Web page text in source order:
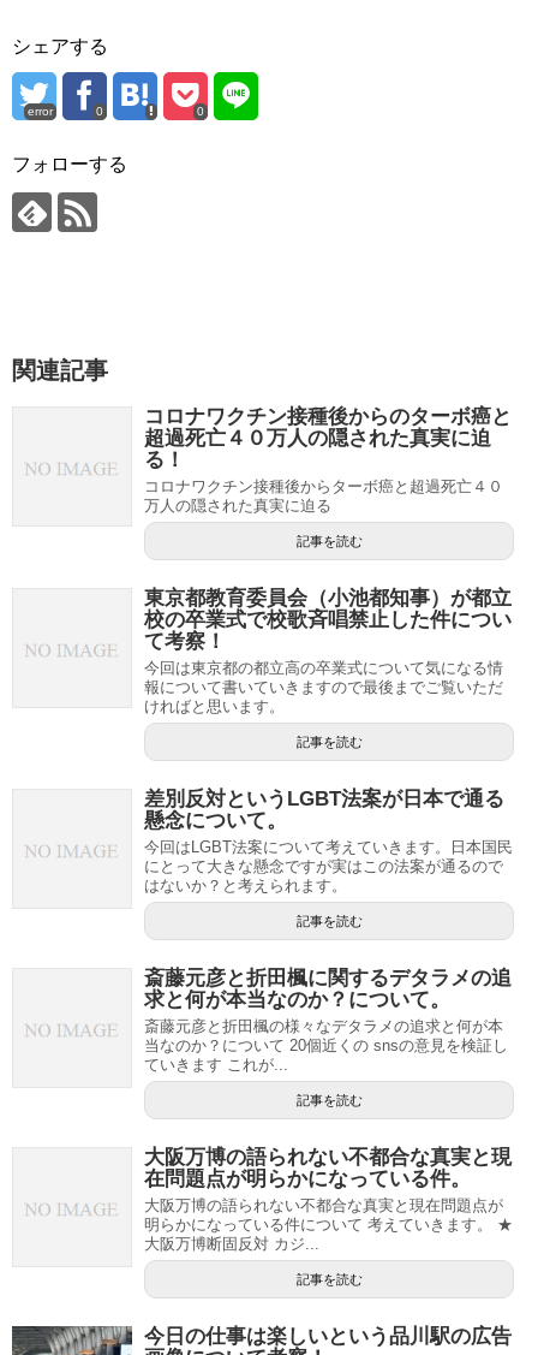
シェアする
error 0 0
フォローする
関連記事
コロナワクチン接種後からのターボ癌と
超過死亡４０万人の隠された真実に迫
る！
コロナワクチン接種後からターボ癌と超過死亡４０
万人の隠された真実に迫る
記事を読む
東京都教育委員会（小池都知事）が都立
校の卒業式で校歌斉唱禁止した件につい
て考察！
今回は東京都の都立高の卒業式について気になる情
報について書いていきますので最後までご覧いただ
ければと思います。
記事を読む
差別反対というLGBT法案が日本で通る
懸念について。
今回はLGBT法案について考えていきます。日本国民
にとって大きな懸念ですが実はこの法案が通るので
はないか？と考えられます。
記事を読む
斎藤元彦と折田楓に関するデタラメの追
求と何が本当なのか？について。
斎藤元彦と折田楓の様々なデタラメの追求と何が本
当なのか？について 20個近くの snsの意見を検証し
ていきます これが...
記事を読む
大阪万博の語られない不都合な真実と現
在問題点が明らかになっている件。
大阪万博の語られない不都合な真実と現在問題点が
明らかになっている件について 考えていきます。 ★
大阪万博断固反対 カジ...
記事を読む
今日の仕事は楽しいという品川駅の広告